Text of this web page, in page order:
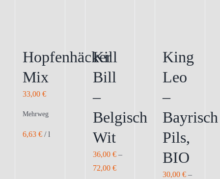
gewählt
werden
Hopfenhäcker
Mix
33,00 €
Mehrweg
6,63 € /l
Kill
Bill
–
Belgisch
Wit
36,00 €–
72,00 €
King
Leo
–
Bayrisch
Pils,
BIO
30,00€ –